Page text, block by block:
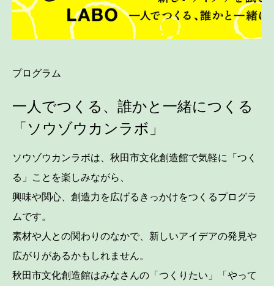
プログラム
一人でつくる、誰かと一緒につくる
「ソウゾウカンラボ」
ソウゾウカンラボは、秋田市文化創造館で気軽に「つく
る」ことを楽しみながら、
興味や関心、創造力を広げるきっかけをつくるプログラ
ムです。
素材や人との関わりのなかで、新しいアイデアの発見や
広がりがあるかもしれません。
秋田市文化創造館はみなさんの「つくりたい」「やって